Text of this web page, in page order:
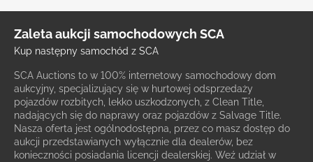
Zaleta aukcji samochodowych SCA
Kup następny samochód z SCA
SCA Auctions to w 100% internetowy samochodowy dom
aukcyjny, specjalizujący się w hurtowej odsprzedaży
pojazdów rozbitych, lekko uszkodzonych, z Clean Title,
nadających się do naprawy oraz pojazdów z Salvage Title.
Nasza oferta jest ogólnodostępna, przez co masz dostęp do
aukcji przedstawianych wyłącznie dla dealerów, bez
konieczności posiadania licencji dealerskiej. Weź udział w